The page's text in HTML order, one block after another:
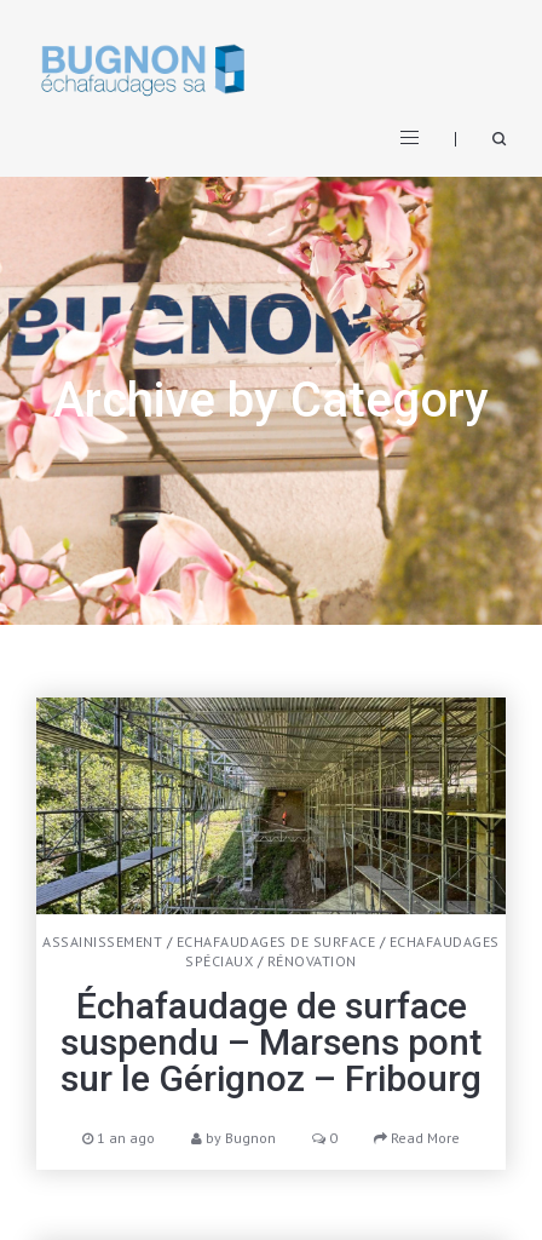
Archive by Category
ASSAINISSEMENT / ECHAFAUDAGES DE SURFACE / ECHAFAUDAGES
SPÉCIAUX / RÉNOVATION
Échafaudage de surface
suspendu – Marsens pont
sur le Gérignoz – Fribourg
1 an ago by Bugnon 0 Read More